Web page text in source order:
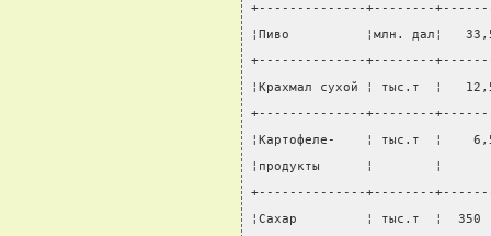
+--------------+--------
¦Пиво          ¦млн. дал¦
+--------------+--------
¦Крахмал сухой ¦ тыс.т  ¦
+--------------+--------
¦Картофеле-    ¦ тыс.т  ¦
¦продукты      ¦        ¦
+--------------+--------
¦Сахар         ¦ тыс.т  ¦  350